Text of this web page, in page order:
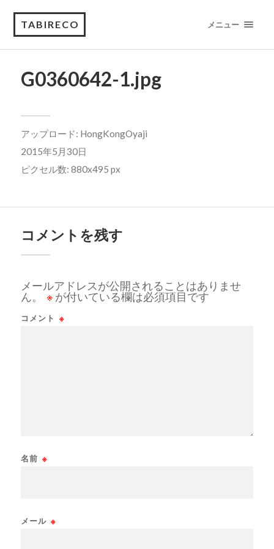
TABIRECO メニュー
G0360642-1.jpg
アップロード: HongKongOyaji
2015年5月30日
ピクセル数: 880x495 px
コメントを残す
メールアドレスが公開されることはありませ
ん。
※ が付いている欄は必須項目です
コメント ※
名前 ※
メール ※